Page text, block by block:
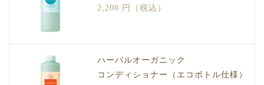
2,200 円（税込）
ハーバルオーガニック
コンディショナー（エコボトル仕様）